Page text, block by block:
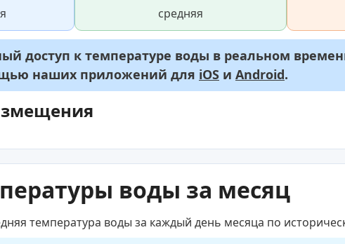
средняя
доступ к температуре воды в реальном
наших приложений для iOS и Android.
воды за месяц
температура воды за каждый день месяца по